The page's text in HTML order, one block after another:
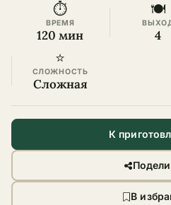
⏱
ВРЕМЯ
120 мин
🍽
4
⭐
СЛОЖНОСТЬ
Сложная
К
В